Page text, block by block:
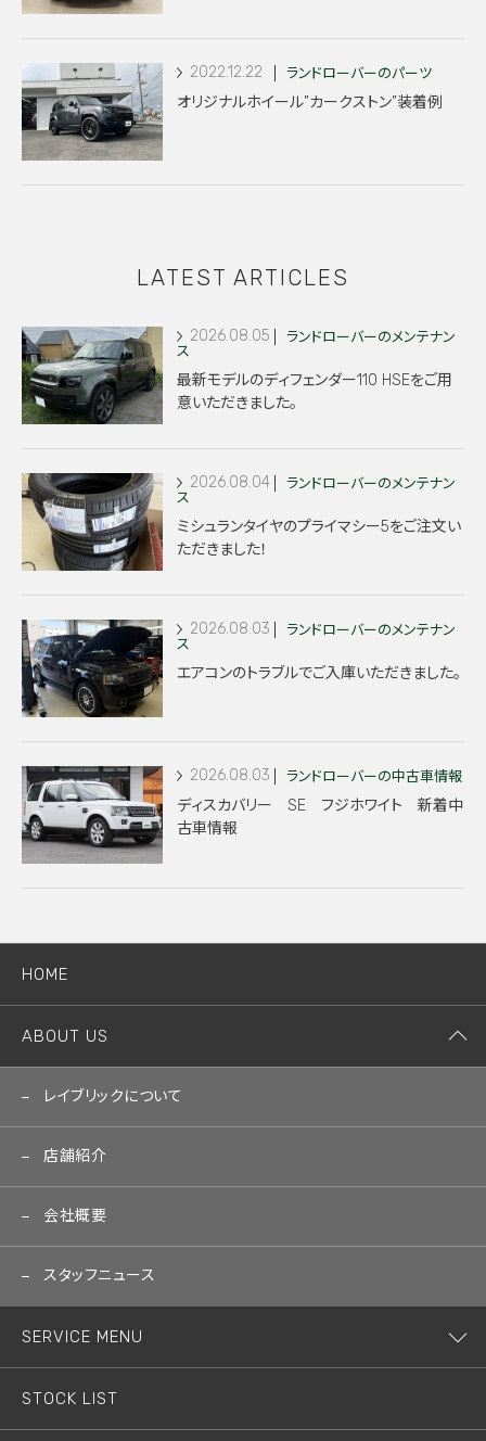
2022.12.22 ランドローバーのパーツ
オリジナルホイール”カークストン”装着例
LATEST ARTICLES
2026.08.05
ランドローバーのメンテナン
ス
最新モデルのディフェンダー110 HSEをご用
意いただきました。
2026.08.04
ランドローバーのメンテナン
ス
ミシュランタイヤのプライマシー5をご注文い
ただきました！
2026.08.03
ランドローバーのメンテナン
ス
エアコンのトラブルでご入庫いただきました。
2026.08.03 ランドローバーの中古車情報
ディスカバリー SE フジホワイト 新着中
古車情報
HOME
ABOUT US
レイブリックについて
店舗紹介
会社概要
スタッフニュース
SERVICE MENU
STOCK LIST